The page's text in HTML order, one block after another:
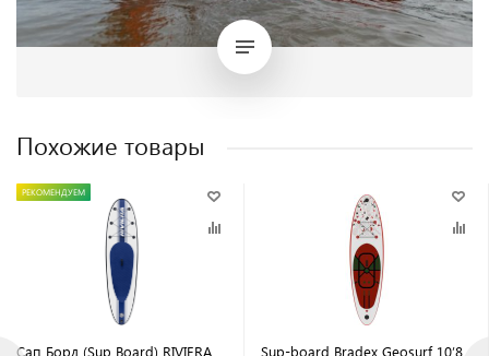
Похожие товары
РЕКОМЕНДУЕМ
Сап Борд (Sup Board) RIVIERA
Sup-board Bradex Geosurf 10’8,